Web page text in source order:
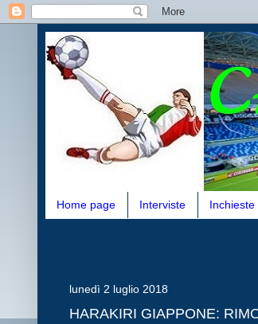
Home page Interviste Inchieste
lunedì 2 luglio 2018
HARAKIRI GIAPPONE: